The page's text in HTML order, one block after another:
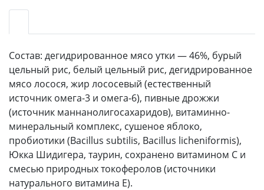
Состав: дегидрированное мясо утки — 46%, бурый
цельный рис, белый цельный рис, дегидрированное
мясо лосося, жир лососевый (естественный
источник омега-3 и омега-6), пивные дрожжи
(источник маннанолигосахаридов), витаминно-
минеральный комплекс, сушеное яблоко,
пробиотики (Bacillus subtilis, Bacillus licheniformis),
Юкка Шидигера, таурин, сохранено витамином С и
смесью природных токоферолов (источники
натурального витамина Е).